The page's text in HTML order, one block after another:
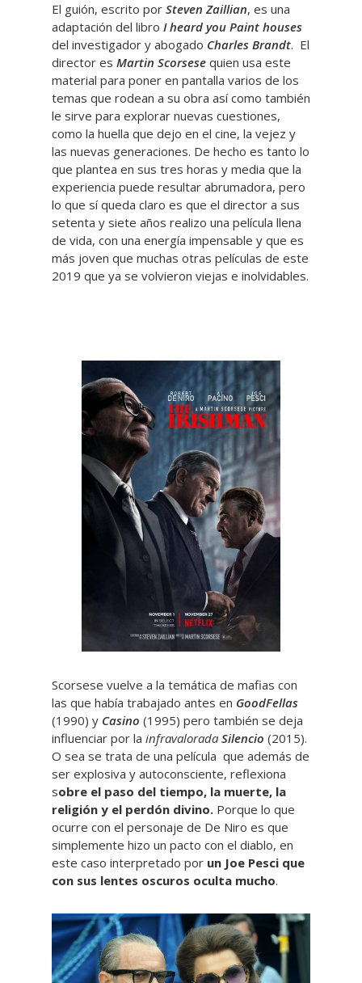
El guión, escrito por Steven Zaillian, es una
adaptación del libro I heard you Paint houses
del investigador y abogado Charles Brandt. El
director es Martin Scorsese quien usa este
material para poner en pantalla varios de los
temas que rodean a su obra así como también
le sirve para explorar nuevas cuestiones,
como la huella que dejo en el cine, la vejez y
las nuevas generaciones. De hecho es tanto lo
que plantea en sus tres horas y media que la
experiencia puede resultar abrumadora, pero
lo que sí queda claro es que el director a sus
setenta y siete años realizo una película llena
de vida, con una energía impensable y que es
más joven que muchas otras películas de este
2019 que ya se volvieron viejas e inolvidables.
Scorsese vuelve a la temática de mafias con
las que había trabajado antes en GoodFellas
(1990) y Casino (1995) pero también se deja
influenciar por la infravalorada Silencio (2015).
O sea se trata de una película que además de
ser explosiva y autoconsciente, reflexiona
sobre el paso del tiempo, la muerte, la
religión y el perdón divino. Porque lo que
ocurre con el personaje de De Niro es que
simplemente hizo un pacto con el diablo, en
este caso interpretado por un Joe Pesci que
con sus lentes oscuros oculta mucho.